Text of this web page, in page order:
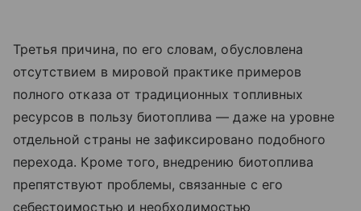
Третья причина, по его словам, обусловлена
отсутствием в мировой практике примеров
полного отказа от традиционных топливных
ресурсов в пользу биотоплива — даже на уровне
отдельной страны не зафиксировано подобного
перехода. Кроме того, внедрению биотоплива
препятствуют проблемы, связанные с его
себестоимостью и необходимостью